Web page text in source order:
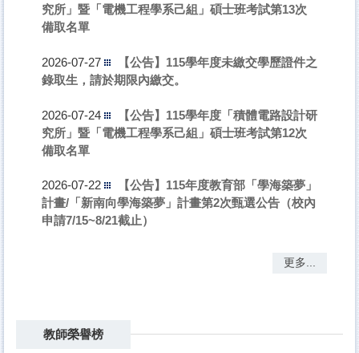
究所」暨「電機工程學系己組」碩士班考試第13次
備取名單
2026-07-27
【公告】115學年度未繳交學歷證件之
錄取生，請於期限內繳交。
2026-07-24
【公告】115學年度「積體電路設計研
究所」暨「電機工程學系己組」碩士班考試第12次
備取名單
2026-07-22
【公告】115年度教育部「學海築夢」
計畫/「新南向學海築夢」計畫第2次甄選公告（校內
申請7/15~8/21截止）
更多...
教師榮譽榜